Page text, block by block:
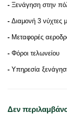
- Ξενάγηση στην
- Διαμονή 3 νύχτες
- Μεταφορές
- Φόροι τελωνείου
- Υπηρεσία
Δεν